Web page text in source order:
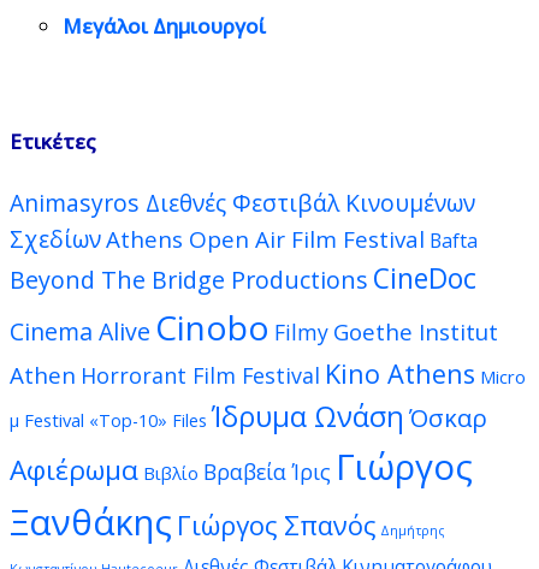
Μεγάλοι Δημιουργοί
Ετικέτες
Animasyros Διεθνές Φεστιβάλ Κινουμένων
ΣχεδίωνAthens Open Air Film Festival Bafta
Beyond The Bridge Productions CineDoc
Cinema Alive Cinobo Filmy Goethe Institut
Athen Horrorant Film Festival Kino Athens Micro
μ Festival «Top-10» Files Ίδρυμα Ωνάση Όσκαρ
Αφιέρωμα Βιβλίο Βραβεία Ίρις Γιώργος
Ξανθάκης Γιώργος Σπανός Δημήτρης